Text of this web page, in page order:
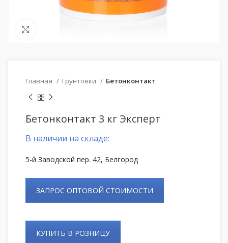
Главная Грунтовки Бетонконтакт
Бетонконтакт 3 кг Эксперт
В наличии на складе:
5-й Заводской пер. 42, Белгород
ЗАПРОС ОПТОВОЙ СТОИМОСТИ
КУПИТЬ В РОЗНИЦУ